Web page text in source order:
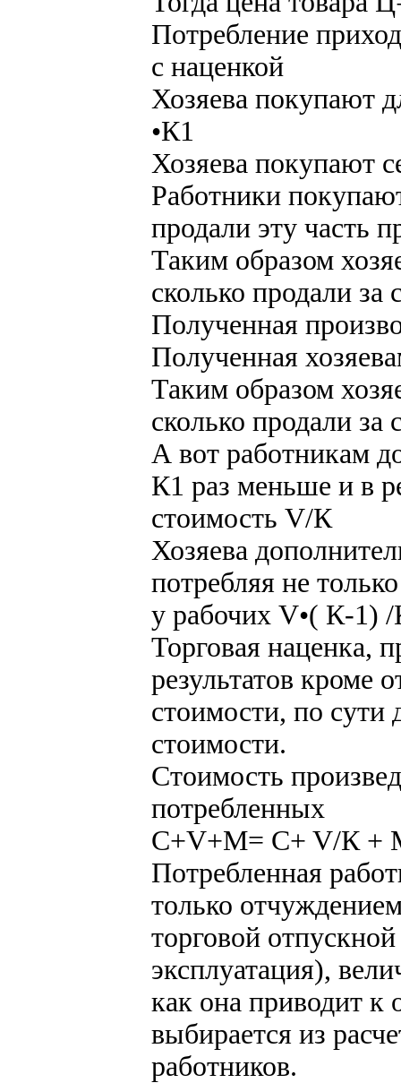
Потребление
с наценкой
Хозяева покупают
•К1
Хозяева покупают
Работники
продали эту часть
Таким образом
сколько продали за
Полученная
Полученная
Таким образом
сколько продали за
А вот работникам
К1 раз меньше и в
стоимость V/К
Хозяева
потребляя не
у рабочих V•( К-1)
Торговая наценка,
результатов кроме
стоимости, по сути
стоимости.
Стоимость
потребленных
C+V+M= C+ V/К +
Потребленная
только
торговой
эксплуатация),
как она приводит
выбирается из
работников.